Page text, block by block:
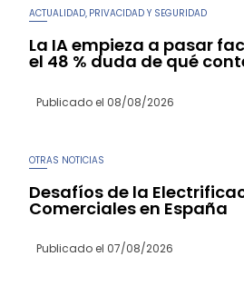
ACTUALIDAD, PRIVACIDAD Y SEGURIDAD
La IA empieza a pasar
el 48 % duda de qué
Publicado el 08/08/2026
OTRAS NOTICIAS
Desafíos de la
Comerciales en España
Publicado el 07/08/2026